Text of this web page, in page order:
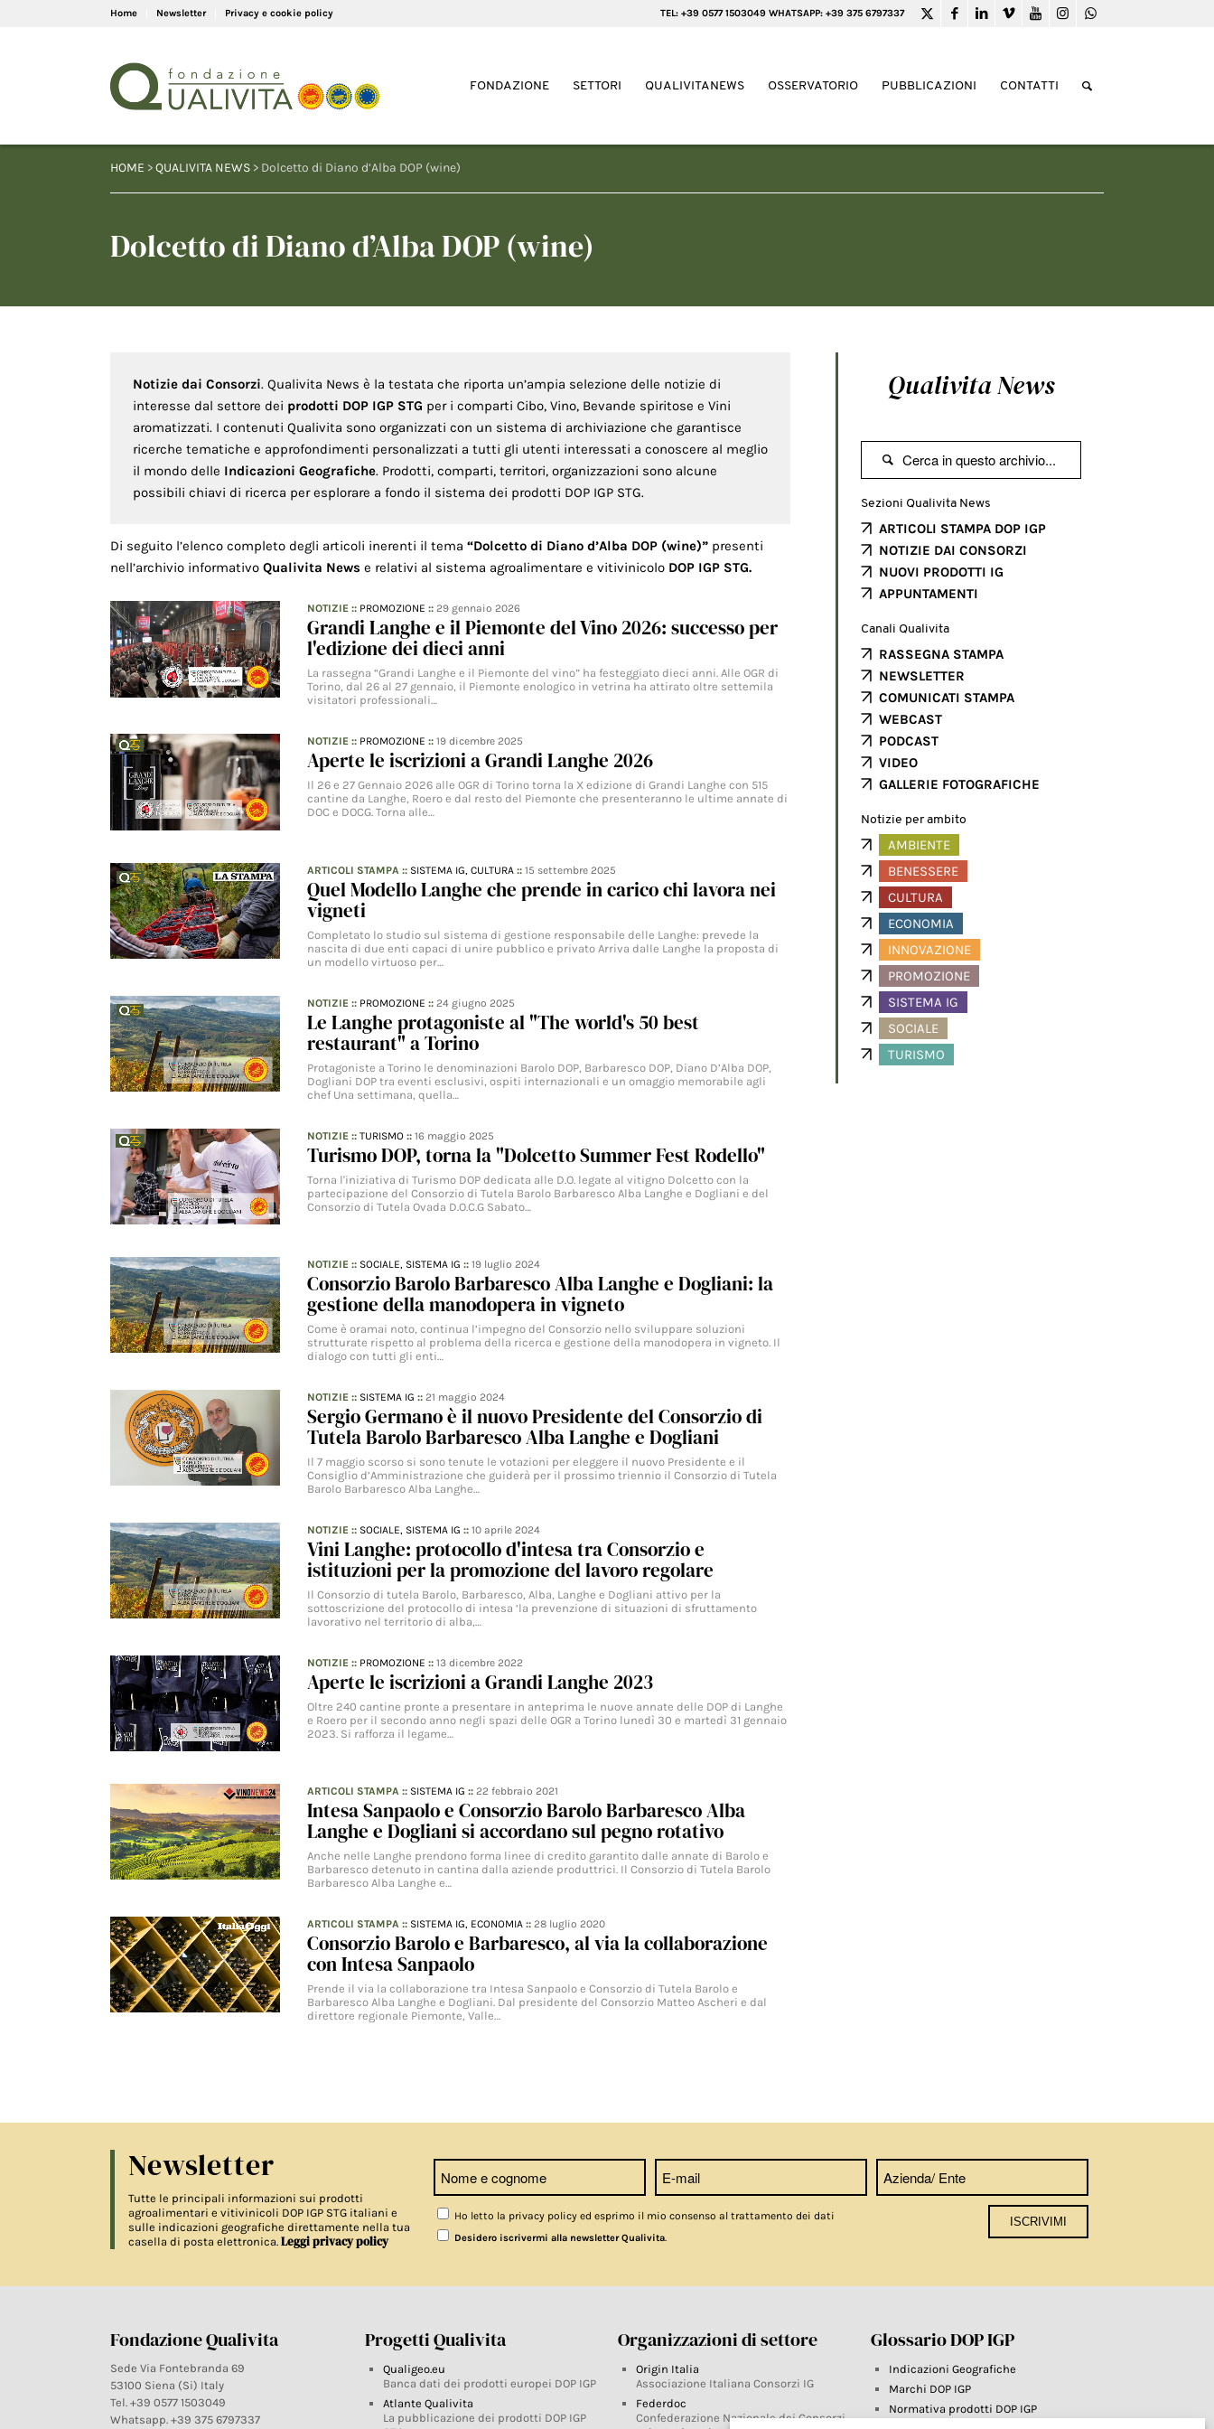
Home Newsletter Privacy e cookie policy TEL: +39 0577 1503049 WHATSAPP: +39 375 6797337
FONDAZIONE SETTORI QUALIVITANEWS OSSERVATORIO PUBBLICAZIONI CONTATTI
HOME >QUALIVITA NEWS > Dolcetto di Diano d’Alba DOP (wine)
Dolcetto di Diano d’Alba DOP (wine)
Notizie dai Consorzi. Qualivita News è la testata che riporta un’ampia selezione delle notizie di
interesse dal settore dei prodotti DOP IGP STG per i comparti Cibo, Vino, Bevande spiritose e Vini
aromatizzati. I contenuti Qualivita sono organizzati con un sistema di archiviazione che garantisce
ricerche tematiche e approfondimenti personalizzati a tutti gli utenti interessati a conoscere al meglio
il mondo delle Indicazioni Geografiche. Prodotti, comparti, territori, organizzazioni sono alcune
possibili chiavi di ricerca per esplorare a fondo il sistema dei prodotti DOP IGP STG.
Di seguito l’elenco completo degli articoli inerenti il tema “Dolcetto di Diano d’Alba DOP (wine)” presenti
nell’archivio informativo Qualivita News e relativi al sistema agroalimentare e vitivinicolo DOP IGP STG.
NOTIZIE :: PROMOZIONE ::29 gennaio 2026
Grandi Langhe e il Piemonte del Vino 2026: successo per
l'edizione dei dieci anni
La rassegna “Grandi Langhe e il Piemonte del vino” ha festeggiato dieci anni. Alle OGR di
Torino, dal 26 al 27 gennaio, il Piemonte enologico in vetrina ha attirato oltre settemila
visitatori professionali…
NOTIZIE :: PROMOZIONE ::19 dicembre 2025
Aperte le iscrizioni a Grandi Langhe 2026
Il 26 e 27 Gennaio 2026 alle OGR di Torino torna la X edizione di Grandi Langhe con 515
cantine da Langhe, Roero e dal resto del Piemonte che presenteranno le ultime annate di
DOC e DOCG. Torna alle…
ARTICOLI STAMPA :: SISTEMA IG,CULTURA ::15 settembre 2025
Quel Modello Langhe che prende in carico chi lavora nei
vigneti
Completato lo studio sul sistema di gestione responsabile delle Langhe: prevede la
nascita di due enti capaci di unire pubblico e privato Arriva dalle Langhe la proposta di
un modello virtuoso per…
NOTIZIE :: PROMOZIONE ::24 giugno 2025
Le Langhe protagoniste al "The world's 50 best
restaurant" a Torino
Protagoniste a Torino le denominazioni Barolo DOP, Barbaresco DOP, Diano D’Alba DOP,
Dogliani DOP tra eventi esclusivi, ospiti internazionali e un omaggio memorabile agli
chef Una settimana, quella…
NOTIZIE ::TURISMO ::16 maggio 2025
Turismo DOP, torna la "Dolcetto Summer Fest Rodello"
Torna l'iniziativa di Turismo DOP dedicata alle D.O. legate al vitigno Dolcetto con la
partecipazione del Consorzio di Tutela Barolo Barbaresco Alba Langhe e Dogliani e del
Consorzio di Tutela Ovada D.O.C.G Sabato…
NOTIZIE :: SOCIALE, SISTEMA IG ::19 luglio 2024
Consorzio Barolo Barbaresco Alba Langhe e Dogliani: la
gestione della manodopera in vigneto
Come è oramai noto, continua l’impegno del Consorzio nello sviluppare soluzioni
strutturate rispetto al problema della ricerca e gestione della manodopera in vigneto. Il
dialogo con tutti gli enti…
NOTIZIE :: SISTEMA IG ::21 maggio 2024
Sergio Germano è il nuovo Presidente del Consorzio di
Tutela Barolo Barbaresco Alba Langhe e Dogliani
Il 7 maggio scorso si sono tenute le votazioni per eleggere il nuovo Presidente e il
Consiglio d’Amministrazione che guiderà per il prossimo triennio il Consorzio di Tutela
Barolo Barbaresco Alba Langhe…
NOTIZIE :: SOCIALE, SISTEMA IG ::10 aprile 2024
Vini Langhe: protocollo d'intesa tra Consorzio e
istituzioni per la promozione del lavoro regolare
Il Consorzio di tutela Barolo, Barbaresco, Alba, Langhe e Dogliani attivo per la
sottoscrizione del protocollo di intesa ‘la prevenzione di situazioni di sfruttamento
lavorativo nel territorio di alba,…
NOTIZIE :: PROMOZIONE ::13 dicembre 2022
Aperte le iscrizioni a Grandi Langhe 2023
Oltre 240 cantine pronte a presentare in anteprima le nuove annate delle DOP di Langhe
e Roero per il secondo anno negli spazi delle OGR a Torino lunedì 30 e martedì 31 gennaio
2023. Si rafforza il legame…
ARTICOLI STAMPA :: SISTEMA IG ::22 febbraio 2021
Intesa Sanpaolo e Consorzio Barolo Barbaresco Alba
Langhe e Dogliani si accordano sul pegno rotativo
Anche nelle Langhe prendono forma linee di credito garantito dalle annate di Barolo e
Barbaresco detenuto in cantina dalla aziende produttrici. Il Consorzio di Tutela Barolo
Barbaresco Alba Langhe e…
ARTICOLI STAMPA :: SISTEMA IG, ECONOMIA ::28 luglio 2020
Consorzio Barolo e Barbaresco, al via la collaborazione
con Intesa Sanpaolo
Prende il via la collaborazione tra Intesa Sanpaolo e Consorzio di Tutela Barolo e
Barbaresco Alba Langhe e Dogliani. Dal presidente del Consorzio Matteo Ascheri e dal
direttore regionale Piemonte, Valle…
Qualivita News

Sezioni Qualivita News
ARTICOLI STAMPA DOP IGP
NOTIZIE DAI CONSORZI
NUOVI PRODOTTI IG
APPUNTAMENTI
Canali Qualivita
RASSEGNA STAMPA
NEWSLETTER
COMUNICATI STAMPA
WEBCAST
PODCAST
VIDEO
GALLERIE FOTOGRAFICHE
Notizie per ambito
AMBIENTE
BENESSERE
CULTURA
ECONOMIA
INNOVAZIONE
PROMOZIONE
SISTEMA IG
SOCIALE
TURISMO
Newsletter
Tutte le principali informazioni sui prodotti
agroalimentari e vitivinicoli DOP IGP STG italiani e
sulle indicazioni geografiche direttamente nella tua
casella di posta elettronica. Leggi privacy policy
Ho letto la privacy policy ed esprimo il mio consenso al trattamento dei dati
Desidero iscrivermi alla newsletter Qualivita.
Fondazione Qualivita
Sede Via Fontebranda 69
53100 Siena (Si) Italy
Tel. +39 0577 1503049
Whatsapp. +39 375 6797337
Progetti Qualivita
Qualigeo.eu
Banca dati dei prodotti europei DOP IGP
Atlante Qualivita
La pubblicazione dei prodotti DOP IGP
Organizzazioni di settore
Origin Italia
Associazione Italiana Consorzi IG
Federdoc
Confederazione Nazionale dei Consorzi
Glossario DOP IGP
Indicazioni Geografiche
Marchi DOP IGP
Normativa prodotti DOP IGP